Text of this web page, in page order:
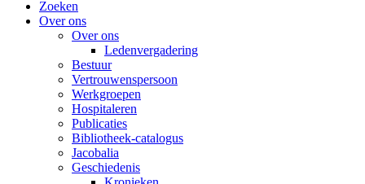
Zoeken
Over ons
Over ons
Ledenvergadering
Bestuur
Vertrouwenspersoon
Werkgroepen
Hospitaleren
Publicaties
Bibliotheek-catalogus
Jacobalia
Geschiedenis